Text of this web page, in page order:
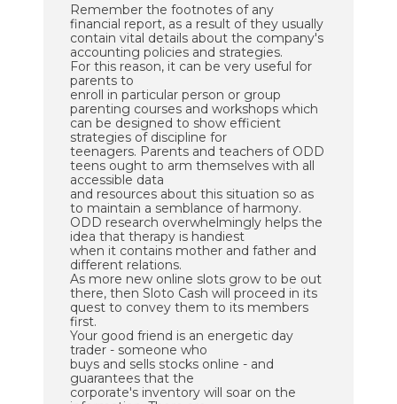
Remember the footnotes of any
financial report, as a result of they usually
contain vital details about the company's
accounting policies and strategies.
For this reason, it can be very useful for
parents to
enroll in particular person or group
parenting courses and workshops which
can be designed to show efficient
strategies of discipline for
teenagers. Parents and teachers of ODD
teens ought to arm themselves with all
accessible data
and resources about this situation so as
to maintain a semblance of harmony.
ODD research overwhelmingly helps the
idea that therapy is handiest
when it contains mother and father and
different relations.
As more new online slots grow to be out
there, then Sloto Cash will proceed in its
quest to convey them to its members
first.
Your good friend is an energetic day
trader - someone who
buys and sells stocks online - and
guarantees that the
corporate's inventory will soar on the